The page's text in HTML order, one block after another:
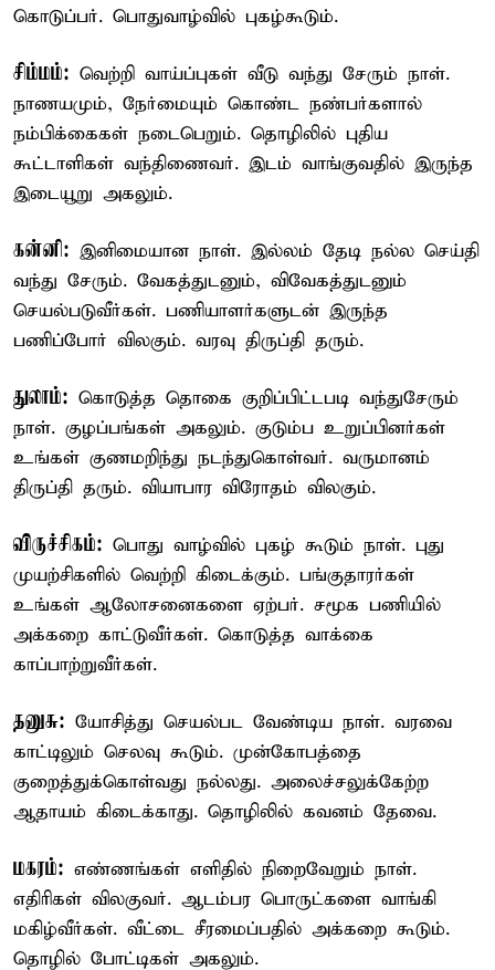
கொடுப்பர். பொதுவாழ்வில் புகழ்கூடும்.
சிம்மம்: வெற்றி வாய்ப்புகள் வீடு வந்து சேரும் நாள்.
நாணயமும், நேர்மையும் கொண்ட நண்பர்களால்
நம்பிக்கைகள் நடைபெறும். தொழிலில் புதிய
கூட்டாளிகள் வந்திணைவர். இடம் வாங்குவதில் இருந்த
இடையூறு அகலும்.
கன்னி: இனிமையான நாள். இல்லம் தேடி நல்ல செய்தி
வந்து சேரும். வேகத்துடனும், விவேகத்துடனும்
செயல்படுவீர்கள். பணியாளர்களுடன் இருந்த
பணிப்போர் விலகும். வரவு திருப்தி தரும்.
துலாம்: கொடுத்த தொகை குறிப்பிட்டபடி வந்துசேரும்
நாள். குழப்பங்கள் அகலும். குடும்ப உறுப்பினர்கள்
உங்கள் குணமறிந்து நடந்துகொள்வர். வருமானம்
திருப்தி தரும். வியாபார விரோதம் விலகும்.
விருச்சிகம்: பொது வாழ்வில் புகழ் கூடும் நாள். புது
முயற்சிகளில் வெற்றி கிடைக்கும். பங்குதாரர்கள்
உங்கள் ஆலோசனைகளை ஏற்பர். சமூக பணியில்
அக்கறை காட்டுவீர்கள். கொடுத்த வாக்கை
காப்பாற்றுவீர்கள்.
தனுசு: யோசித்து செயல்பட வேண்டிய நாள். வரவை
காட்டிலும் செலவு கூடும். முன்கோபத்தை
குறைத்துக்கொள்வது நல்லது. அலைச்சலுக்கேற்ற
ஆதாயம் கிடைக்காது. தொழிலில் கவனம் தேவை.
மகரம்: எண்ணங்கள் எளிதில் நிறைவேறும் நாள்.
எதிரிகள் விலகுவர். ஆடம்பர பொருட்களை வாங்கி
மகிழ்வீர்கள். வீட்டை சீரமைப்பதில் அக்கறை கூடும்.
தொழில் போட்டிகள் அகலும்.